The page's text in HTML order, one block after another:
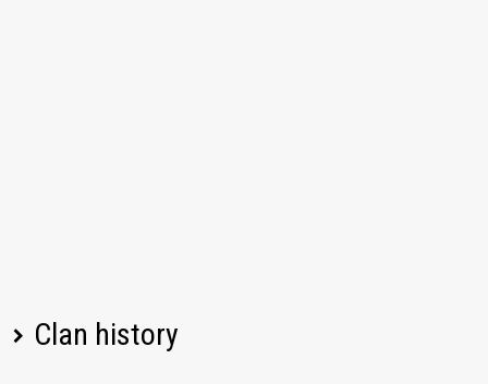
Clan history